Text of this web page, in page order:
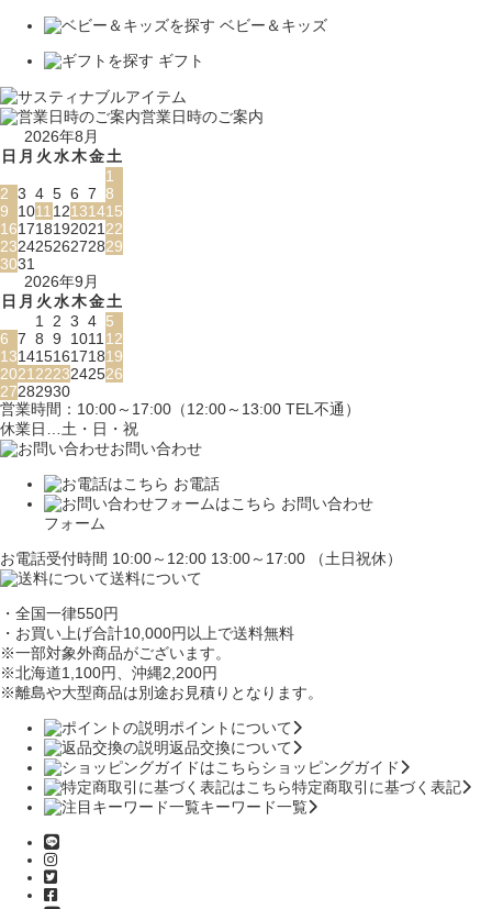
ベビー＆キッズ
ギフト
営業日時のご案内
2026年8月
日 月 火水木金土
1
2 3 4 5 6 7 8
9
101112131415
16171819202122
23242526272829
3031
2026年9月
日 月 火水木金土
1 2 3 4 5
6 7 8 9 101112
13141516171819
20212223242526
27282930
営業時間：10:00～17:00（12:00～13:00 TEL不通）
休業日…土・日・祝
お問い合わせ
お電話
お問い合わせ
フォーム
お電話受付時間 10:00～12:00 13:00～17:00 （土日祝休）
送料について
・全国一律550円
・お買い上げ合計10,000円 以上で送料無料
※一部対象外商品がございます。
※北海道1,100円、沖縄2,200円
※離島や大型商品は別途お見積りとなります。
ポイントについて
返品交換について
ショッピングガイド
特定商取引に基づく表記
キーワード一覧